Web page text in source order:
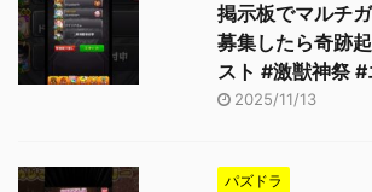
掲示板でマルチ
募集したら奇跡
スト #激獣神祭
2025/11/13
パズドラ